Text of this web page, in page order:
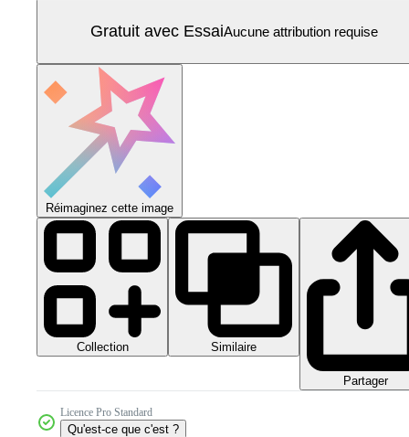
Gratuit avec EssaiAucune attribution requise
Réimaginez cette image
Collection Similaire
Partager
Licence Pro Standard
Qu'est-ce que c'est ?